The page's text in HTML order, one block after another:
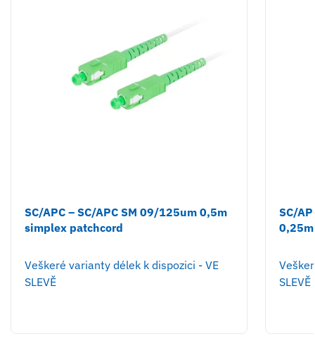
SC/APC – SC/APC SM 09/125um 0,5m
simplex patchcord
Veškeré varianty délek k dispozici - VE
SLEVĚ
SC/
SLEVĚ